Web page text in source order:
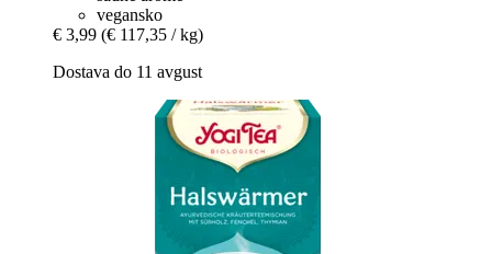
vegansko
€ 3,99 (€ 117,35 / kg)
Dostava do 11 avgust